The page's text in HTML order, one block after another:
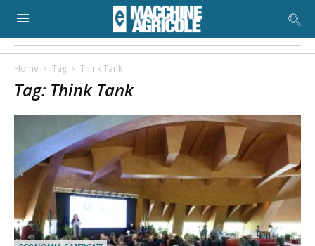
Home Tag Think Tank
Tag: Think Tank